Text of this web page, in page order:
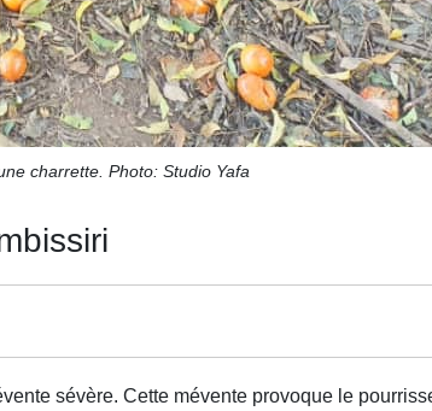
charrette. Photo: Studio Yafa
sévère. Cette mévente provoque le